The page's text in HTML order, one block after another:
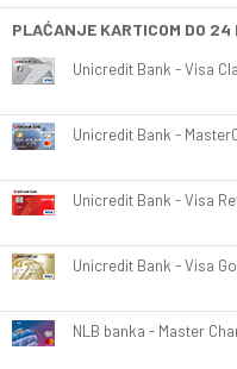
PLAĆANJE KARTICOM DO 24
Unicredit Bank - Visa
Unicredit Bank -
Unicredit Bank - Visa
Unicredit Bank - Visa
NLB banka - Master